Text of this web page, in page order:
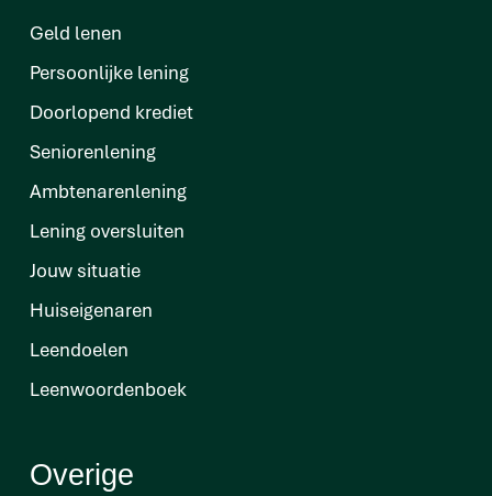
Geld lenen
Persoonlijke lening
Doorlopend krediet
Seniorenlening
Ambtenarenlening
Lening oversluiten
Jouw situatie
Huiseigenaren
Leendoelen
Leenwoordenboek
Overige